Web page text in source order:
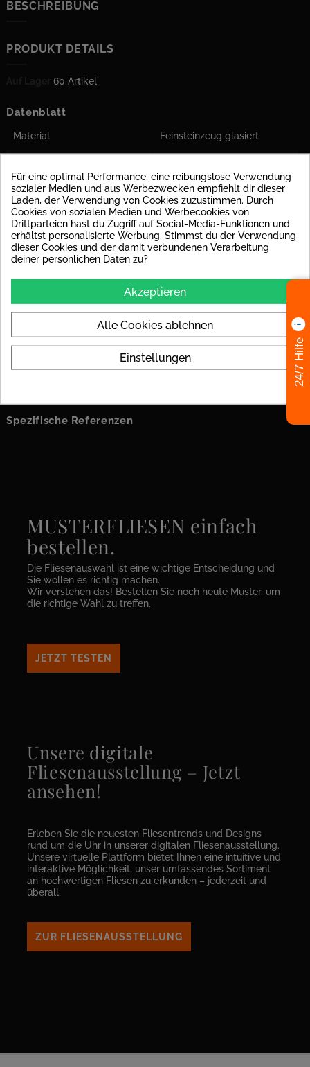
BESCHREIBUNG
PRODUKT DETAILS
60 Artikel
Datenblatt
Material Feinsteinzeug glasiert
Rutschsicherheit
R9 : z.B. Bodenfliesen in
Innbereichen, in
allgemeinen, öffentlichen
Bereichen (Büros, Hausflur)
Einsatzort
Für Boden und Wand
grau
9,5x59
Look Stein
Spezifische Referenzen
MUSTERFLIESEN einfach
bestellen.
Die Fliesenauswahl ist eine wichtige Entscheidung und
Sie wollen es richtig machen.
Wir verstehen das! Bestellen Sie noch heute Muster, um
die richtige Wahl zu treffen.
JETZT TESTEN
Unsere digitale
Fliesenausstellung – Jetzt
ansehen!
Erleben Sie die neuesten Fliesentrends und Designs
rund um die Uhr in unserer digitalen Fliesenausstellung.
Unsere virtuelle Plattform bietet Ihnen eine intuitive und
interaktive Möglichkeit, unser umfassendes Sortiment
an hochwertigen Fliesen zu erkunden – jederzeit und
überall.
ZUR FLIESENAUSSTELLUNG
Für eine optimal Performance, eine reibungslose Verwendung
sozialer Medien und aus Werbezwecken empfiehlt dir dieser
Laden, der Verwendung von Cookies zuzustimmen. Durch
Cookies von sozialen Medien und Werbecookies von
Drittparteien hast du Zugriff auf Social-Media-Funktionen und
erhältst personalisierte Werbung. Stimmst du der Verwendung
dieser Cookies und der damit verbundenen Verarbeitung
deiner persönlichen Daten zu?
Akzeptieren
Alle Cookies ablehnen
Einstellungen 24/7 Hilfe